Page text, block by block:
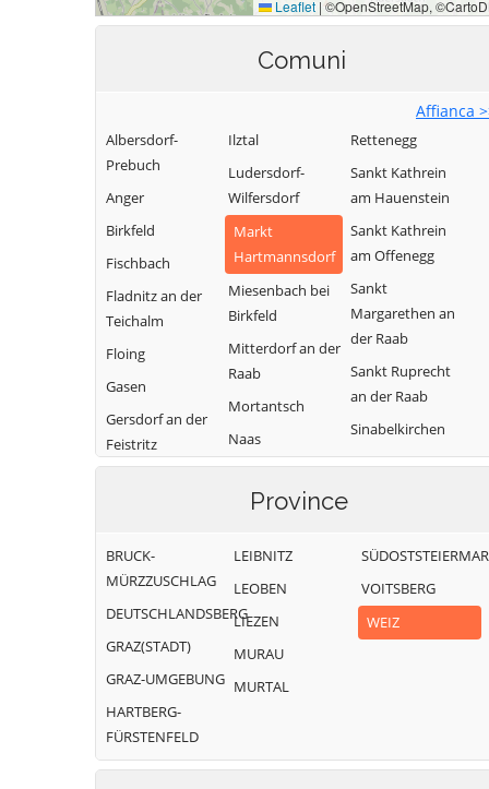
Comuni
Affianca
Albersdorf-
Prebuch
Anger
Birkfeld
Fischbach
Fladnitz an der
Teichalm
Floing
Gasen
Gersdorf an der
Feistritz
Hofstätten an
der Raab
Ilztal
Ludersdorf-
Wilfersdorf
Markt
Hartmannsdorf
Miesenbach bei
Birkfeld
Mitterdorf an der
Raab
Mortantsch
Naas
Passail
Pischelsdorf am
Puch bei Weiz
Ratten
Rettenegg
Sankt Kathrein
am Hauenstein
Sankt Kathrein
am Offenegg
Sankt
Margarethen an
der Raab
Sankt Ruprecht
an der Raab
Sinabelkirchen
Strallegg
Province
BRUCK-
MÜRZZUSCHLAG
DEUTSCHLANDSBERG
GRAZ(STADT)
GRAZ-UMGEBUNG
HARTBERG-
FÜRSTENFELD
LEIBNITZ
LEOBEN
LIEZEN
MURAU
MURTAL
VOITSBERG
WEIZ